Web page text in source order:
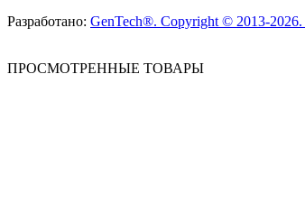
Разработано: GenTech®. Copyright © 2013-2026.
ПРОСМОТРЕННЫЕ ТОВАРЫ